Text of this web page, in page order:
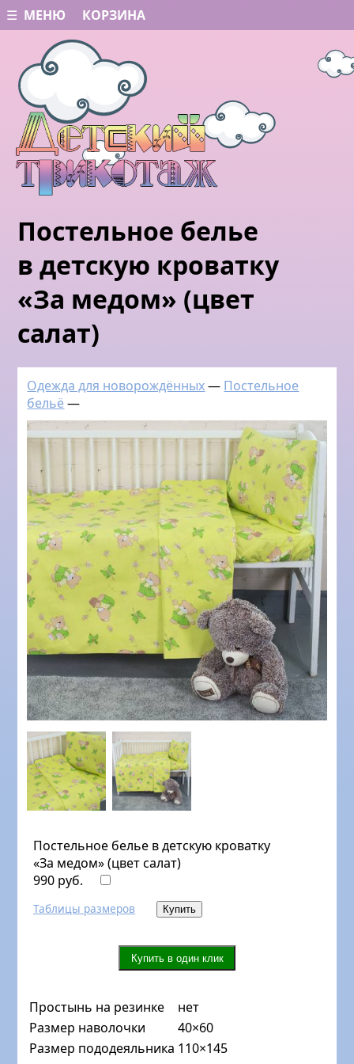
☰ МЕНЮ КОРЗИНА
Постельное белье
в детскую кроватку
«За медом» (цвет
салат)
Одежда для новорождённых— Постельное
бельё—
Постельное белье в детскую кроватку
«За медом» (цвет салат)
990 руб.
Таблицы размеров
Простынь на резинке
нет
Размер наволочки
40×60
Размер пододеяльника 110×145